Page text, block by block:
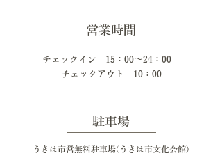
​営業時間
チェックイン 15：00～24：00
​チェックアウト 10：00
駐車場
うきは市営無料駐車場(うきは市文化会館)